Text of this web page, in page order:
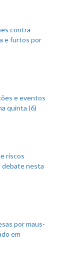
contra
e furtos por
e eventos
quinta (6)
riscos
debate nesta
por maus-
em